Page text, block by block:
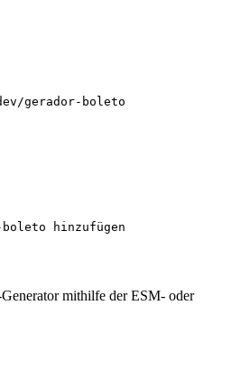
gerador-boleto
boleto hinzufügen
mithilfe der ESM- oder